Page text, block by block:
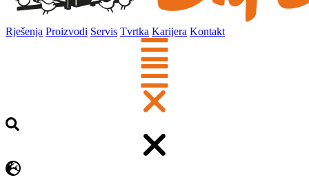
Rješenja Proizvodi Servis Tvrtka Karijera Kontakt